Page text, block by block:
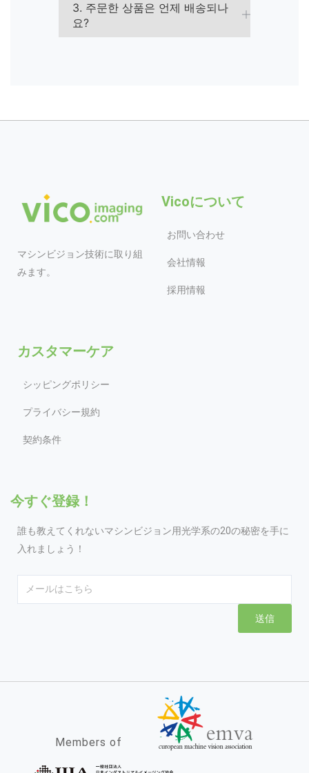
3. 주문한 상품은 언제 배송되나
요?
マシンビジョン技術に取り組
みます。
Vicoについて
お問い合わせ
会社情報
採用情報
カスタマーケア
シッピングポリシー
プライバシー規約
契約条件
今すぐ登録！
誰も教えてくれないマシンビジョン用光学系の20の秘密を手に
入れましょう！
送信
Members of